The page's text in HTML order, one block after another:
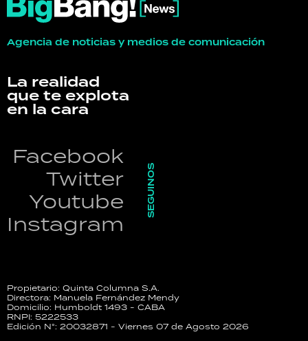
Agencia de noticias y medios de comunicación
La realidad
que te explota
en la cara
Facebook
Twitter
Youtube
Instagram
SEGUINOS
Propietario: Quinta Columna S.A.
Directora: Manuela Fernández Mendy
Domicilio: Humboldt 1493 - CABA
RNPI: 5222533
Edición N°: 20032871 - Viernes 07 de Agosto 2026